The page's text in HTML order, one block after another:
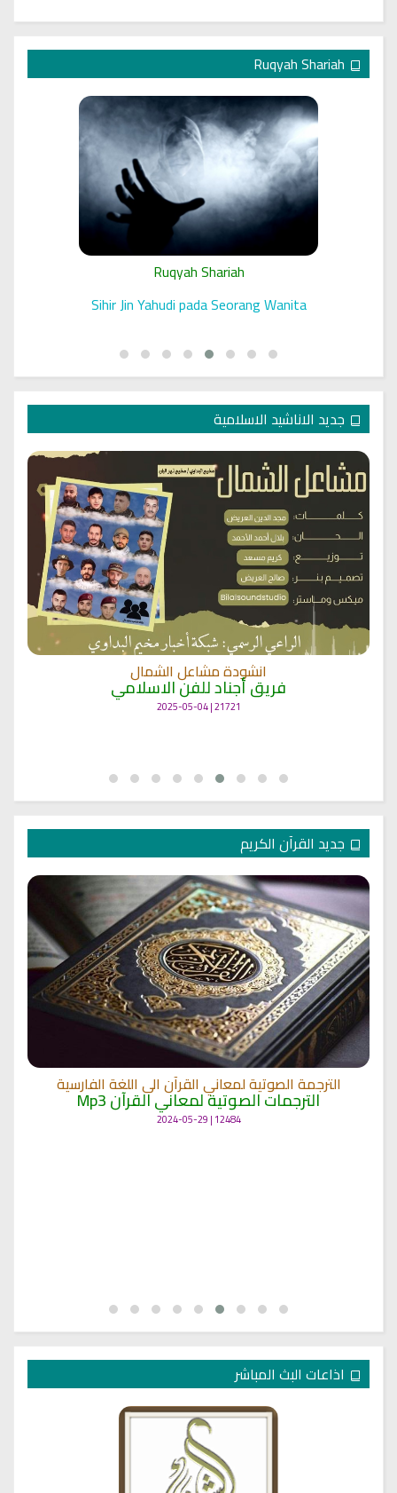
Ruqyah Shariah
Sihir Jin Yahudi pada Seorang Wanita
جديد الاناشيد الاسلامية
انشودة مشاعل الشمال
فريق أجناد للفن الاسلامي
21721 | 2025-05-04
جديد القرآن الكريم
الترجمة الصوتية لمعاني القرآن الى اللغة الفارسية
الترجمات الصوتية لمعاني القرآن Mp3
12484 | 2024-05-29
اذاعات البث المباشر